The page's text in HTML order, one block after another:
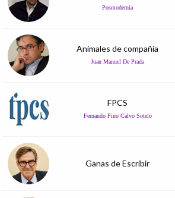
Posmodernia
Animales de compañía
Juan Manuel De Prada
FPCS
Fernando Pino Calvo Sotelo
Ganas de Escribir